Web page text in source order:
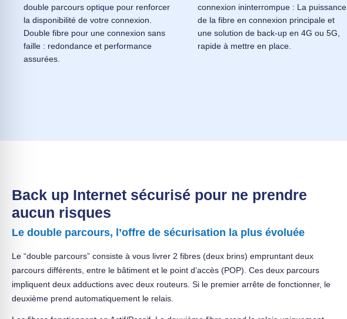
double parcours optique pour renforcer
la disponibilité de votre connexion.
Double fibre pour une connexion sans
faille : redondance et performance
assurées.
connexion ininterrompue : La puissance
de la fibre en connexion principale et
une solution de back-up en 4G ou 5G,
rapide à mettre en place.
Back up Internet sécurisé pour ne prendre
aucun risques
Le double parcours, l’offre de sécurisation la plus évoluée
Le “double parcours” consiste à vous livrer 2 fibres (deux brins) empruntant deux
parcours différents, entre le bâtiment et le point d’accès (POP). Ces deux parcours
impliquent deux adductions avec deux routeurs. Si le premier arrête de fonctionner, le
deuxième prend automatiquement le relais.